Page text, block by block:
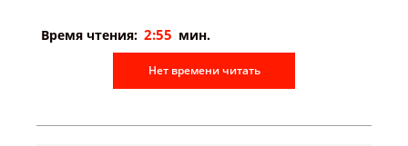
Время чтения: 2:55 мин.
Нет времени читать